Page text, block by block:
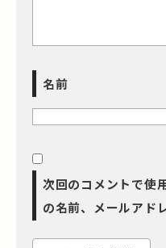
名前
次回のコメントで使
の名前、メールアド